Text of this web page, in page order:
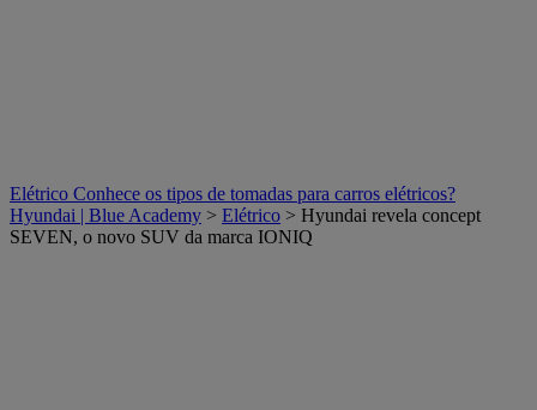
Elétrico Conhece os tipos de tomadas para carros elétricos?
Hyundai | Blue Academy > Elétrico > Hyundai revela concept
SEVEN, o novo SUV da marca IONIQ